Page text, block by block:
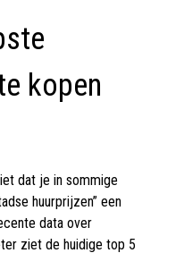
kopen
dat je in sommige
huurprijzen” een
data over
ziet de huidige top 5